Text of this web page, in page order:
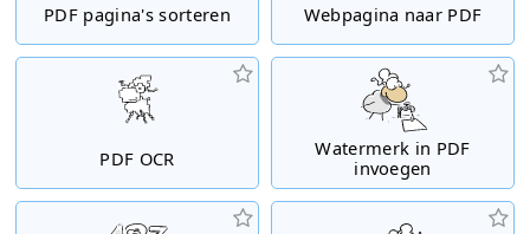
PDF pagina's sorteren Webpagina naar PDF
PDF OCR
Watermerk in PDF
invoegen